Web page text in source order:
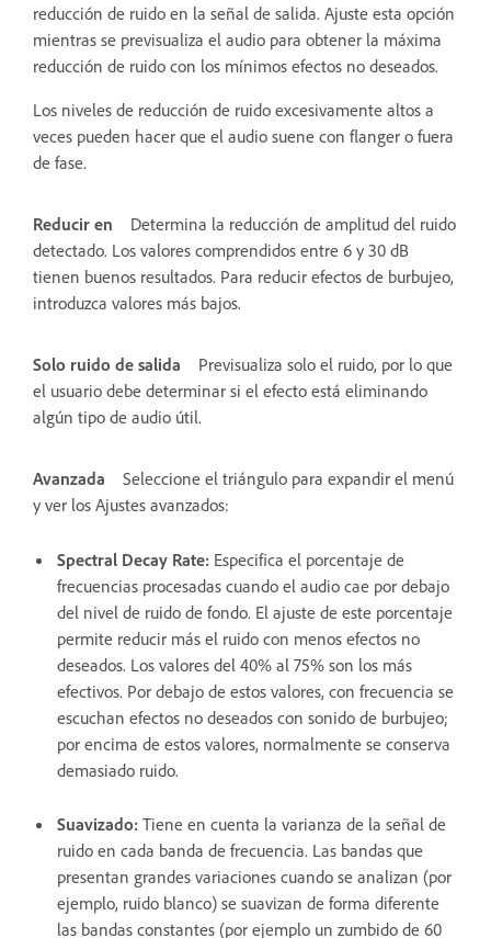
reducción de ruido en la señal de salida. Ajuste esta opción
mientras se previsualiza el audio para obtener la máxima
reducción de ruido con los mínimos efectos no deseados.
Los niveles de reducción de ruido excesivamente altos a
veces pueden hacer que el audio suene con flanger o fuera
de fase.
Reducir en
Determina la reducción de amplitud del ruido
detectado. Los valores comprendidos entre 6 y 30 dB
tienen buenos resultados. Para reducir efectos de burbujeo,
introduzca valores más bajos.
Solo ruido de salida
Previsualiza solo el ruido, por lo que
el usuario debe determinar si el efecto está eliminando
algún tipo de audio útil.
Avanzada
Seleccione el triángulo para expandir el menú
y ver los Ajustes avanzados:
Spectral Decay Rate: Especifica el porcentaje de
frecuencias procesadas cuando el audio cae por debajo
del nivel de ruido de fondo. El ajuste de este porcentaje
permite reducir más el ruido con menos efectos no
deseados. Los valores del 40% al 75% son los más
efectivos. Por debajo de estos valores, con frecuencia se
escuchan efectos no deseados con sonido de burbujeo;
por encima de estos valores, normalmente se conserva
demasiado ruido.
Suavizado: Tiene en cuenta la varianza de la señal de
ruido en cada banda de frecuencia. Las bandas que
presentan grandes variaciones cuando se analizan (por
ejemplo, ruido blanco) se suavizan de forma diferente
las bandas constantes (por ejemplo un zumbido de 60